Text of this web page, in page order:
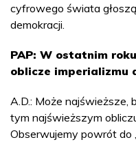
cyfrowego świata
demokracji.
PAP: W ostatnim
oblicze imperializmu
A.D.: Może najświeższe,
tym najświeższym
Obserwujemy powrót do